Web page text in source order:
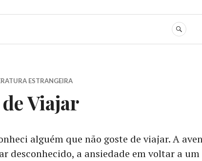
ESTRANGEIRA
Viajar
alguém que não goste de viajar. A
desconhecido, a ansiedade em voltar a um